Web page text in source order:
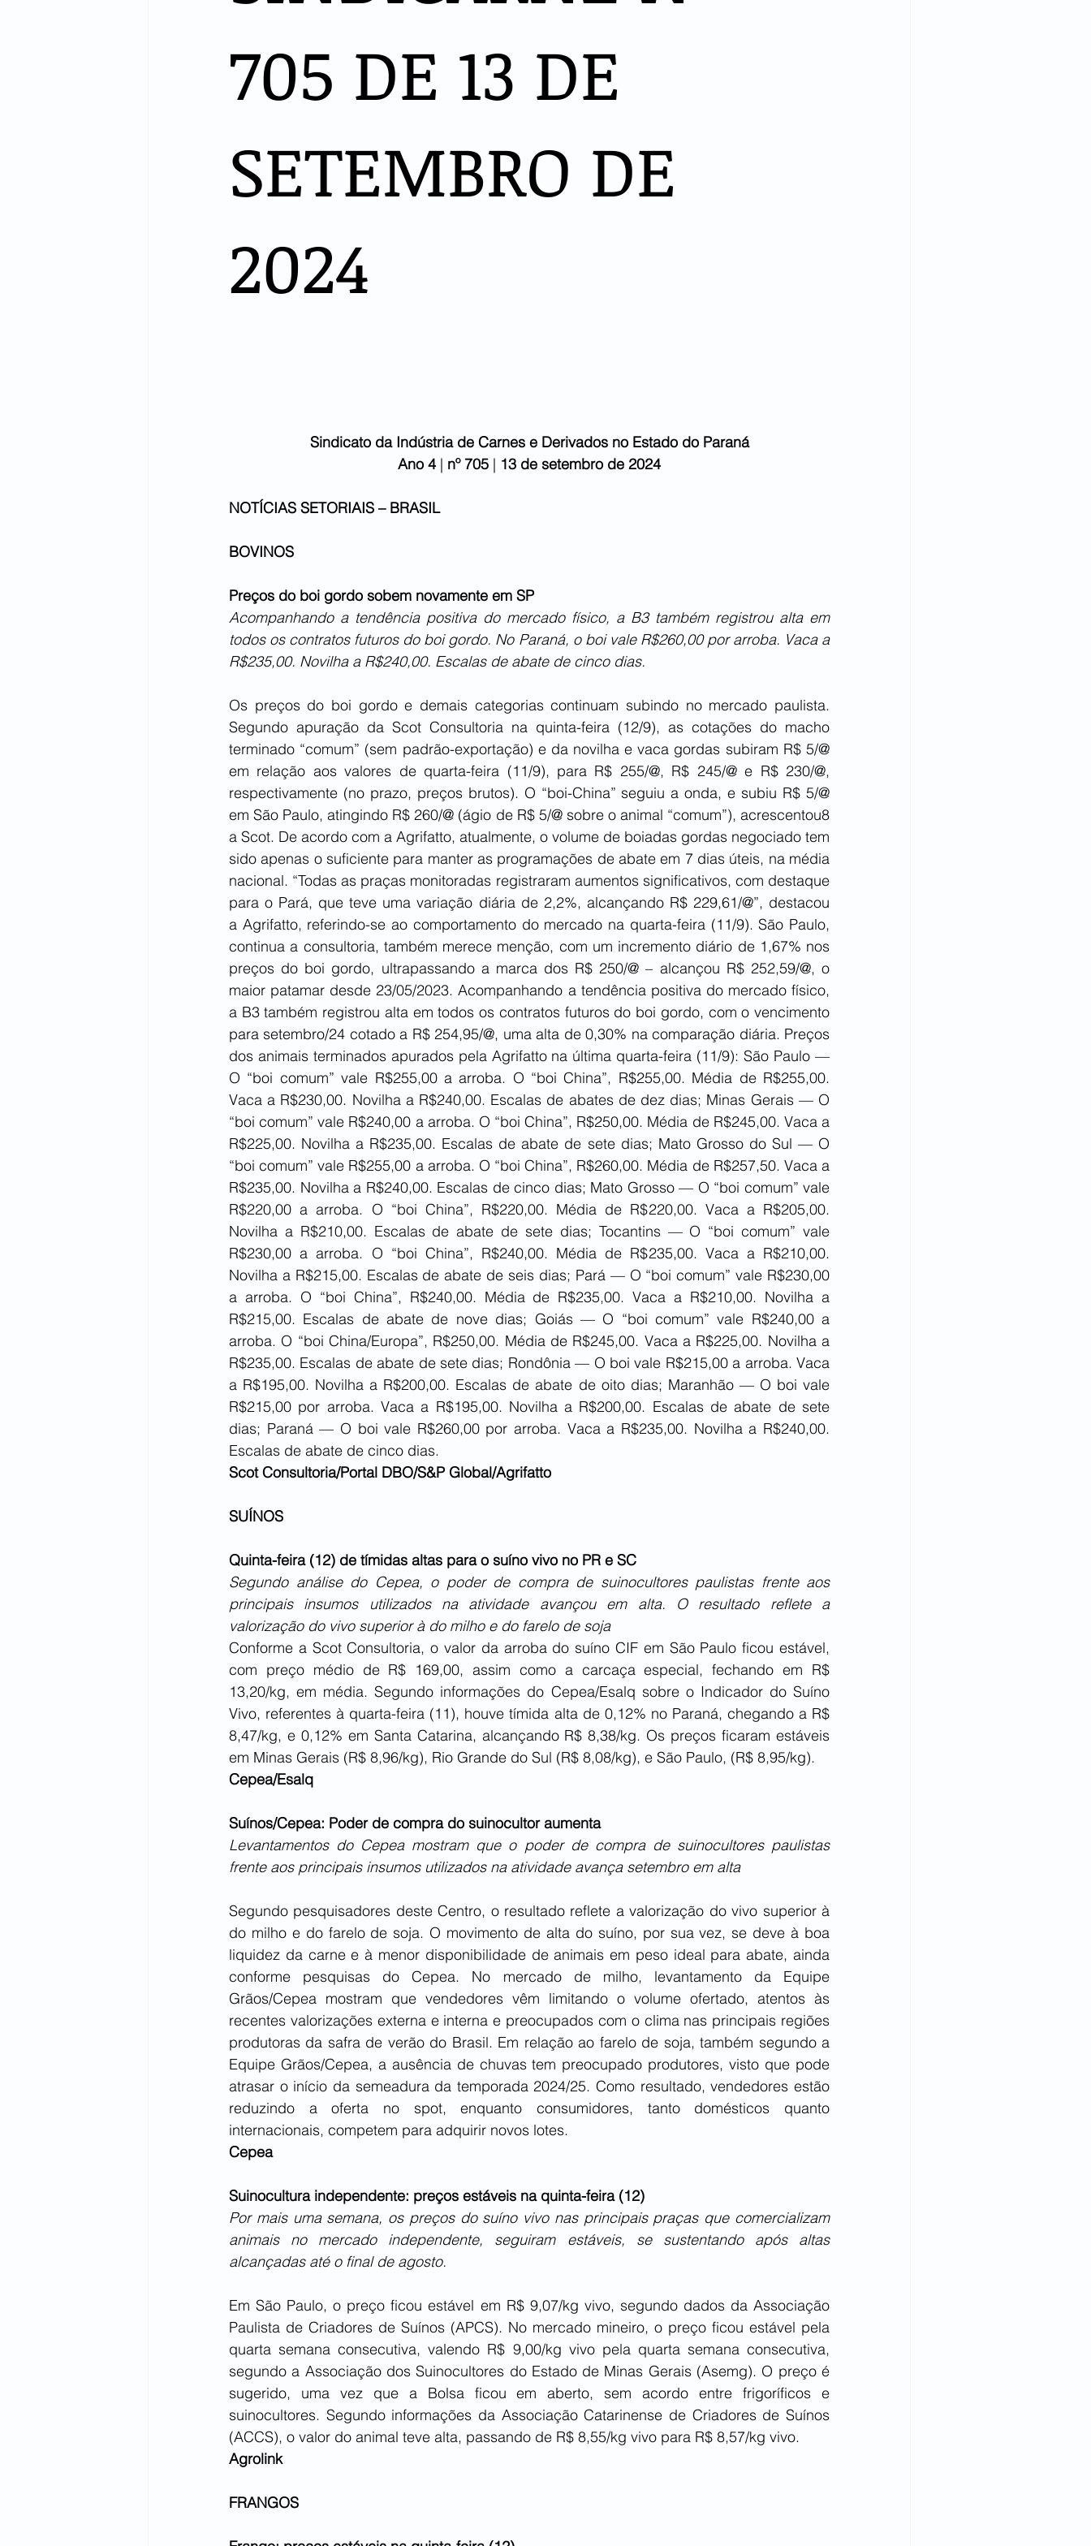
705 DE 13 DE
SETEMBRO DE
2024
Sindicato da Indústria de Carnes e Derivados no Estado do Paraná
Ano 4 | nº 705 | 13 de setembro de 2024
NOTÍCIAS SETORIAIS – BRASIL
BOVINOS
Preços do boi gordo sobem novamente em SP
Acompanhando a tendência positiva do mercado físico, a B3 também registrou alta em
todos os contratos futuros do boi gordo. No Paraná, o boi vale R$260,00 por arroba. Vaca a
R$235,00. Novilha a R$240,00. Escalas de abate de cinco dias.
Os preços do boi gordo e demais categorias continuam subindo no mercado paulista.
Segundo apuração da Scot Consultoria na quinta-feira (12/9), as cotações do macho
terminado “comum” (sem padrão-exportação) e da novilha e vaca gordas subiram R$ 5/@
em relação aos valores de quarta-feira (11/9), para R$ 255/@, R$ 245/@ e R$ 230/@,
respectivamente (no prazo, preços brutos). O “boi-China” seguiu a onda, e subiu R$ 5/@
em São Paulo, atingindo R$ 260/@ (ágio de R$ 5/@ sobre o animal “comum”), acrescentou8
a Scot. De acordo com a Agrifatto, atualmente, o volume de boiadas gordas negociado tem
sido apenas o suficiente para manter as programações de abate em 7 dias úteis, na média
nacional. “Todas as praças monitoradas registraram aumentos significativos, com destaque
para o Pará, que teve uma variação diária de 2,2%, alcançando R$ 229,61/@”, destacou
a Agrifatto, referindo-se ao comportamento do mercado na quarta-feira (11/9). São Paulo,
continua a consultoria, também merece menção, com um incremento diário de 1,67% nos
preços do boi gordo, ultrapassando a marca dos R$ 250/@ – alcançou R$ 252,59/@, o
maior patamar desde 23/05/2023. Acompanhando a tendência positiva do mercado físico,
a B3 também registrou alta em todos os contratos futuros do boi gordo, com o vencimento
para setembro/24 cotado a R$ 254,95/@, uma alta de 0,30% na comparação diária. Preços
dos animais terminados apurados pela Agrifatto na última quarta-feira (11/9): São Paulo —
O “boi comum” vale R$255,00 a arroba. O “boi China”, R$255,00. Média de R$255,00.
Vaca a R$230,00. Novilha a R$240,00. Escalas de abates de dez dias; Minas Gerais — O
“boi comum” vale R$240,00 a arroba. O “boi China”, R$250,00. Média de R$245,00. Vaca a
R$225,00. Novilha a R$235,00. Escalas de abate de sete dias; Mato Grosso do Sul — O
“boi comum” vale R$255,00 a arroba. O “boi China”, R$260,00. Média de R$257,50. Vaca a
R$235,00. Novilha a R$240,00. Escalas de cinco dias; Mato Grosso — O “boi comum” vale
R$220,00 a arroba. O “boi China”, R$220,00. Média de R$220,00. Vaca a R$205,00.
Novilha a R$210,00. Escalas de abate de sete dias; Tocantins — O “boi comum” vale
R$230,00 a arroba. O “boi China”, R$240,00. Média de R$235,00. Vaca a R$210,00.
Novilha a R$215,00. Escalas de abate de seis dias; Pará — O “boi comum” vale R$230,00
a arroba. O “boi China”, R$240,00. Média de R$235,00. Vaca a R$210,00. Novilha a
R$215,00. Escalas de abate de nove dias; Goiás — O “boi comum” vale R$240,00 a
arroba. O “boi China/Europa”, R$250,00. Média de R$245,00. Vaca a R$225,00. Novilha a
R$235,00. Escalas de abate de sete dias; Rondônia — O boi vale R$215,00 a arroba. Vaca
a R$195,00. Novilha a R$200,00. Escalas de abate de oito dias; Maranhão — O boi vale
R$215,00 por arroba. Vaca a R$195,00. Novilha a R$200,00. Escalas de abate de sete
dias; Paraná — O boi vale R$260,00 por arroba. Vaca a R$235,00. Novilha a R$240,00.
Escalas de abate de cinco dias.
Scot Consultoria/Portal DBO/S&P Global/Agrifatto
SUÍNOS
Quinta-feira (12) de tímidas altas para o suíno vivo no PR e SC
Segundo análise do Cepea, o poder de compra de suinocultores paulistas frente aos
principais insumos utilizados na atividade avançou em alta. O resultado reflete a
valorização do vivo superior à do milho e do farelo de soja
Conforme a Scot Consultoria, o valor da arroba do suíno CIF em São Paulo ficou estável,
com preço médio de R$ 169,00, assim como a carcaça especial, fechando em R$
13,20/kg, em média. Segundo informações do Cepea/Esalq sobre o Indicador do Suíno
Vivo, referentes à quarta-feira (11), houve tímida alta de 0,12% no Paraná, chegando a R$
8,47/kg, e 0,12% em Santa Catarina, alcançando R$ 8,38/kg. Os preços ficaram estáveis
em Minas Gerais (R$ 8,96/kg), Rio Grande do Sul (R$ 8,08/kg), e São Paulo, (R$ 8,95/kg).
Cepea/Esalq
Suínos/Cepea: Poder de compra do suinocultor aumenta
Levantamentos do Cepea mostram que o poder de compra de suinocultores paulistas
frente aos principais insumos utilizados na atividade avança setembro em alta
Segundo pesquisadores deste Centro, o resultado reflete a valorização do vivo superior à
do milho e do farelo de soja. O movimento de alta do suíno, por sua vez, se deve à boa
liquidez da carne e à menor disponibilidade de animais em peso ideal para abate, ainda
conforme pesquisas do Cepea. No mercado de milho, levantamento da Equipe
Grãos/Cepea mostram que vendedores vêm limitando o volume ofertado, atentos às
recentes valorizações externa e interna e preocupados com o clima nas principais regiões
produtoras da safra de verão do Brasil. Em relação ao farelo de soja, também segundo a
Equipe Grãos/Cepea, a ausência de chuvas tem preocupado produtores, visto que pode
atrasar o início da semeadura da temporada 2024/25. Como resultado, vendedores estão
reduzindo a oferta no spot, enquanto consumidores, tanto domésticos quanto
internacionais, competem para adquirir novos lotes.
Cepea
Suinocultura independente: preços estáveis na quinta-feira (12)
Por mais uma semana, os preços do suíno vivo nas principais praças que comercializam
animais no mercado independente, seguiram estáveis, se sustentando após altas
alcançadas até o final de agosto.
Em São Paulo, o preço ficou estável em R$ 9,07/kg vivo, segundo dados da Associação
Paulista de Criadores de Suínos (APCS). No mercado mineiro, o preço ficou estável pela
quarta semana consecutiva, valendo R$ 9,00/kg vivo pela quarta semana consecutiva,
segundo a Associação dos Suinocultores do Estado de Minas Gerais (Asemg). O preço é
sugerido, uma vez que a Bolsa ficou em aberto, sem acordo entre frigoríficos e
suinocultores. Segundo informações da Associação Catarinense de Criadores de Suínos
(ACCS), o valor do animal teve alta, passando de R$ 8,55/kg vivo para R$ 8,57/kg vivo.
Agrolink
FRANGOS